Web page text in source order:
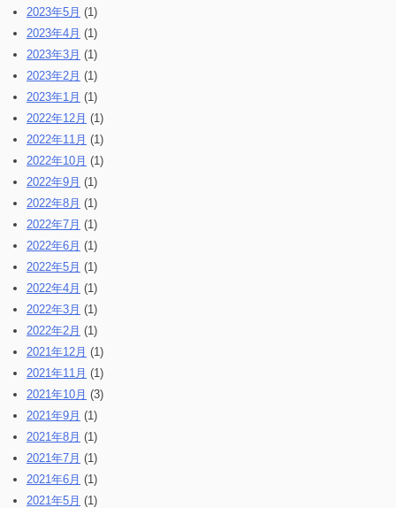
2023年5月 (1)
2023年4月 (1)
2023年3月 (1)
2023年2月 (1)
2023年1月 (1)
2022年12月 (1)
2022年11月 (1)
2022年10月 (1)
2022年9月 (1)
2022年8月 (1)
2022年7月 (1)
2022年6月 (1)
2022年5月 (1)
2022年4月 (1)
2022年3月 (1)
2022年2月 (1)
2021年12月 (1)
2021年11月 (1)
2021年10月 (3)
2021年9月 (1)
2021年8月 (1)
2021年7月 (1)
2021年6月 (1)
2021年5月 (1)